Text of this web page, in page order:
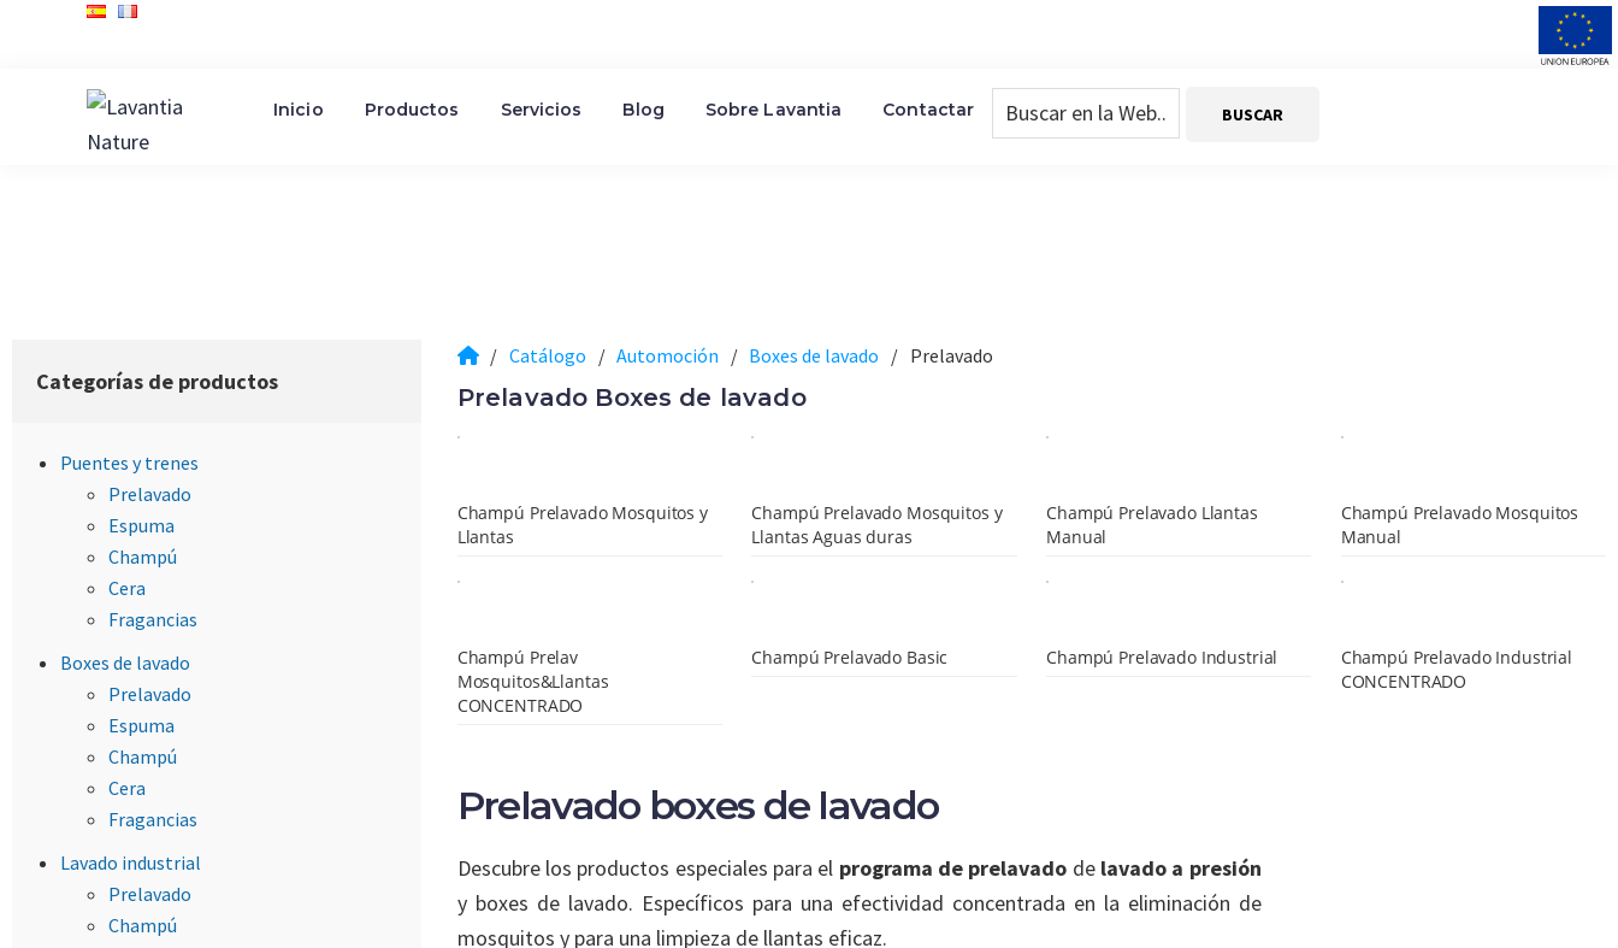
contenido
Inicio Productos Servicios Blog Sobre Lavantia Contactar Buscar
en
la
Categorías de productos
Puentes y trenes
Prelavado
Espuma
Champú
Cera
Fragancias
Boxes de lavado
Prelavado
Espuma
Champú
Cera
Fragancias
Lavado industrial
Prelavado
Champú
/ Catálogo / Automoción / Boxes de lavado / Prelavado
Prelavado Boxes de lavado
Champú Prelavado Mosquitos y
Llantas
Champú Prelavado Mosquitos y
Llantas Aguas duras
Champú Prelavado Llantas
Manual
Champú Prelavado Mosquitos
Manual
Champú Prelav
Mosquitos&Llantas
CONCENTRADO
Champú Prelavado Basic Champú Prelavado Industrial
Champú Prelavado Industrial
CONCENTRADO
Prelavado boxes de lavado
Descubre los productos especiales para el programa de prelavado de lavado a presión
y boxes de lavado. Específicos para una efectividad concentrada en la eliminación de
mosquitos y para una limpieza de llantas eficaz.